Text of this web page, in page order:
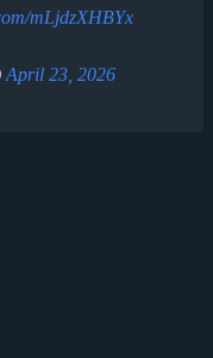
mLjdzXHBYx
April 23, 2026